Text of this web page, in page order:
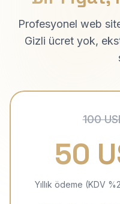
Profesyonel web
Gizli ücret yok,
100
50
Yıllık ödeme (KDV